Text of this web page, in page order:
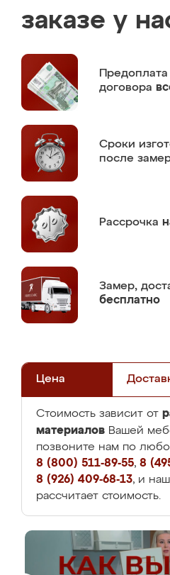
заказе у
Предоплата
договора
Сроки
после
Рассрочка
Замер,
бесплатно
Цена
Стоимость зависит от
материалов Вашей
позвоните нам по
8 (800) 511-89-55, 8
8 (926) 409-68-13, и
рассчитает стоимость.